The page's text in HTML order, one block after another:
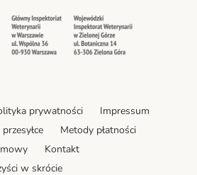
Security Security
prywatności
Impressum
Metody płatności
Kontakt
w skrócie